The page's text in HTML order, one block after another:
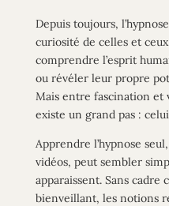
Depuis toujours,
curiosité de celles et
comprendre l’esprit
ou révéler leur propre
Mais entre fascination
existe un grand pas :
Apprendre l’hypnose
vidéos, peut sembler
apparaissent. Sans cadre
bienveillant, les notions